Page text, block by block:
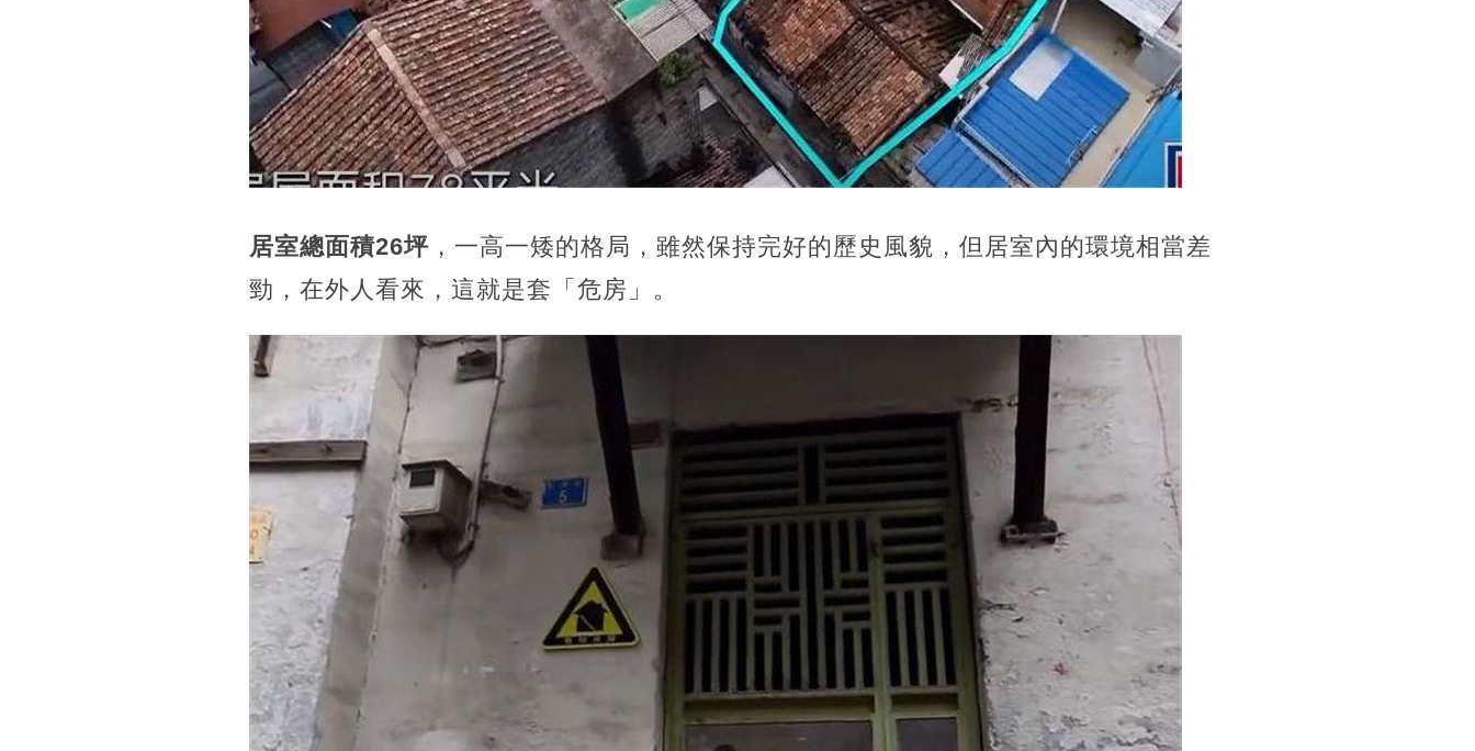
居室總面積26坪 ，一高一矮的格局，雖然保持完好的歷史風貌，但居室內的環境相當差
勁，在外人看來，這就是套「危房」。